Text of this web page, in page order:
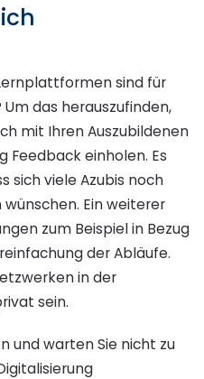
sind für
das herauszufinden,
mit Ihren Auszubildenen
Feedback einholen. Es
sich viele Azubis noch
Ein weiterer
zum Beispiel in Bezug
der Abläufe.
in der
sein.
und warten Sie nicht zu